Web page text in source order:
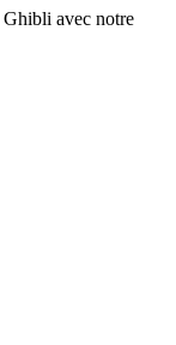
Ghibli avec notre